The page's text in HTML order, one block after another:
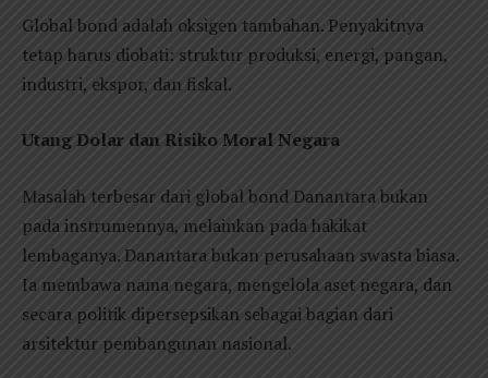
Global bond adalah oksigen tambahan. Penyakitnya
tetap harus diobati: struktur produksi, energi, pangan,
industri, ekspor, dan fiskal.
Utang Dolar dan Risiko Moral Negara
Masalah terbesar dari global bond Danantara bukan
pada instrumennya, melainkan pada hakikat
lembaganya. Danantara bukan perusahaan swasta biasa.
Ia membawa nama negara, mengelola aset negara, dan
secara politik dipersepsikan sebagai bagian dari
arsitektur pembangunan nasional.